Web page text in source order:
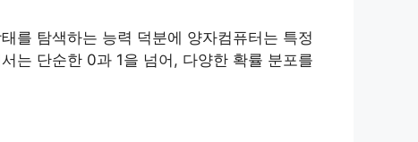
를 탐색하는 능력 덕분에 양자컴퓨터는 특정
는 단순한 0과 1을 넘어, 다양한 확률 분포를